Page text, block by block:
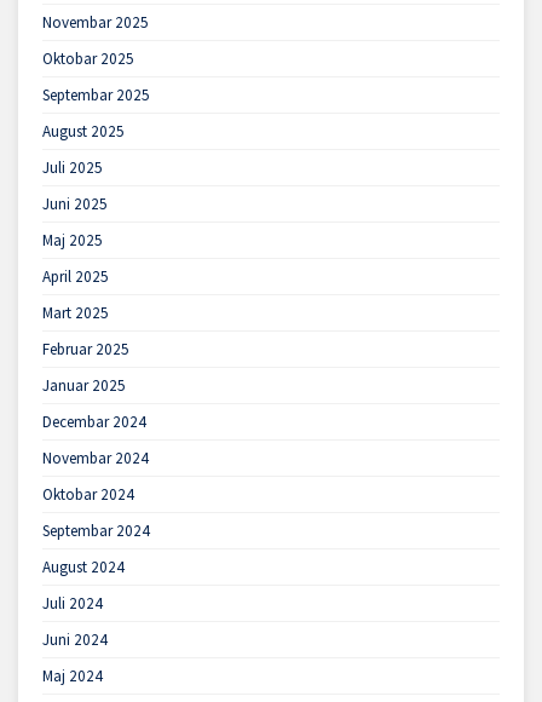
Novembar 2025
Oktobar 2025
Septembar 2025
August 2025
Juli 2025
Juni 2025
Maj 2025
April 2025
Mart 2025
Februar 2025
Januar 2025
Decembar 2024
Novembar 2024
Oktobar 2024
Septembar 2024
August 2024
Juli 2024
Juni 2024
Maj 2024